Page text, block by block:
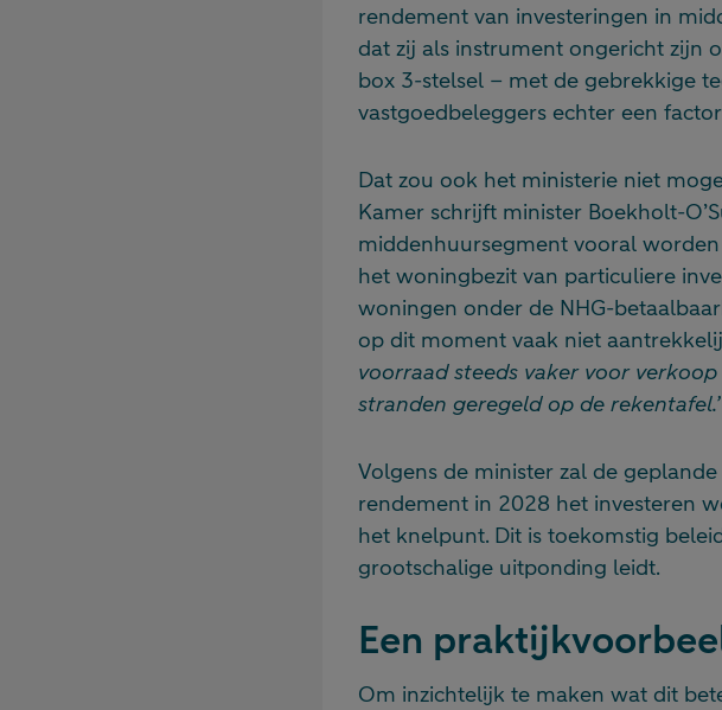
rendement van investeringen in
dat zij als instrument ongericht zijn
box 3-stelsel – met de gebrekkige
vastgoedbeleggers echter een
Dat zou ook het ministerie niet
Kamer schrijft minister Boekholt-
middenhuursegment vooral
het woningbezit van particuliere
woningen onder de NHG-
op dit moment vaak niet
voorraad steeds vaker voor
stranden geregeld op de rekentafel.’
Volgens de minister zal de
rendement in 2028 het investeren
het knelpunt. Dit is toekomstig
grootschalige uitponding leidt.
Een
Om inzichtelijk te maken wat dit